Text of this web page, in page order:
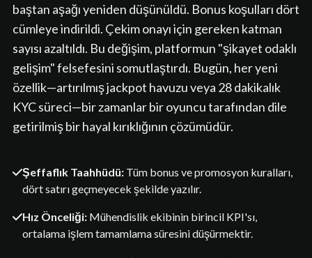
baştan aşağı yeniden düşünüldü. Bonus koşulları dört
cümleye indirildi. Çekim onayı için gereken katman
sayısı azaltıldı. Bu değişim, platformun "şikayet odaklı
gelişim" felsefesini somutlaştırdı. Bugün, her yeni
özellik—artırılmış jackpot havuzu veya 28 dakikalık
KYC süreci—bir zamanlar bir oyuncu tarafından dile
getirilmiş bir hayal kırıklığının çözümüdür.
Şeffaflık Taahhüdü:Tüm bonus ve promosyon kuralları,
dört satırı geçmeyecek şekilde yazılır.
Hız Önceliği:Mühendislik ekibinin birincil KPI'sı,
ortalama işlem tamamlama süresini düşürmektir.